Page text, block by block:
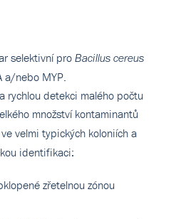
selektivní pro Bacillus cereus
a/nebo MYP.
rychlou detekci malého počtu
množství kontaminantů
velmi typických koloniích a
identifikaci:
zřetelnou zónou